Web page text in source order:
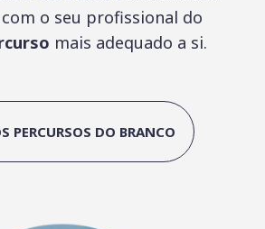
o seu profissional do
mais adequado a si.
PERCURSOS DO BRANCO